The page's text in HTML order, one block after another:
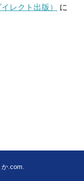
レクト出版）
に
か.com